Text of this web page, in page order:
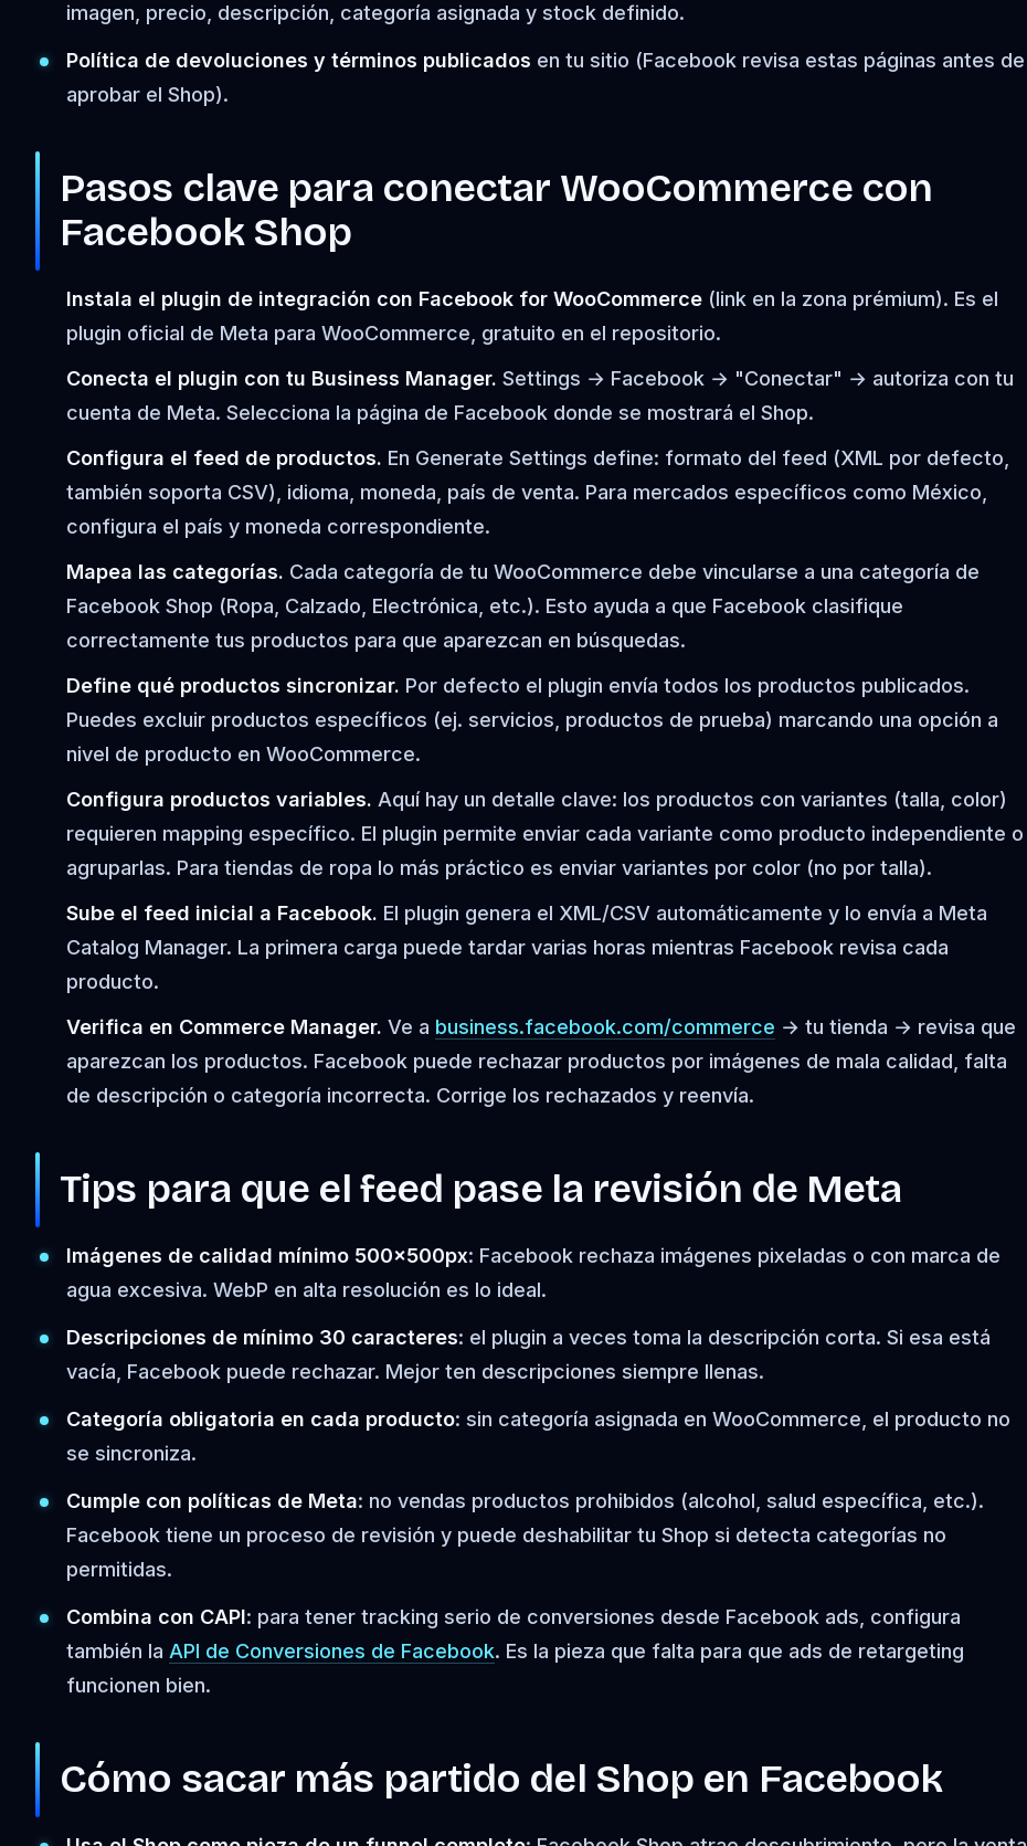
imagen, precio, descripción, categoría asignada y stock definido.
Política de devoluciones y términos publicados en tu sitio (Facebook revisa estas páginas antes de
aprobar el Shop).
Pasos clave para conectar WooCommerce con
Facebook Shop
Instala el plugin de integración con Facebook for WooCommerce (link en la zona prémium). Es el
plugin oficial de Meta para WooCommerce, gratuito en el repositorio.
Conecta el plugin con tu Business Manager. Settings → Facebook → "Conectar" → autoriza con tu
cuenta de Meta. Selecciona la página de Facebook donde se mostrará el Shop.
Configura el feed de productos. En Generate Settings define: formato del feed (XML por defecto,
también soporta CSV), idioma, moneda, país de venta. Para mercados específicos como México,
configura el país y moneda correspondiente.
Mapea las categorías. Cada categoría de tu WooCommerce debe vincularse a una categoría de
Facebook Shop (Ropa, Calzado, Electrónica, etc.). Esto ayuda a que Facebook clasifique
correctamente tus productos para que aparezcan en búsquedas.
Define qué productos sincronizar. Por defecto el plugin envía todos los productos publicados.
Puedes excluir productos específicos (ej. servicios, productos de prueba) marcando una opción a
nivel de producto en WooCommerce.
Configura productos variables. Aquí hay un detalle clave: los productos con variantes (talla, color)
requieren mapping específico. El plugin permite enviar cada variante como producto independiente o
agruparlas. Para tiendas de ropa lo más práctico es enviar variantes por color (no por talla).
Sube el feed inicial a Facebook. El plugin genera el XML/CSV automáticamente y lo envía a Meta
Catalog Manager. La primera carga puede tardar varias horas mientras Facebook revisa cada
producto.
Verifica en Commerce Manager. Ve a business.facebook.com/commerce → tu tienda → revisa que
aparezcan los productos. Facebook puede rechazar productos por imágenes de mala calidad, falta
de descripción o categoría incorrecta. Corrige los rechazados y reenvía.
Tips para que el feed pase la revisión de Meta
Imágenes de calidad mínimo 500x500px: Facebook rechaza imágenes pixeladas o con marca de
agua excesiva. WebP en alta resolución es lo ideal.
Descripciones de mínimo 30 caracteres: el plugin a veces toma la descripción corta. Si esa está
vacía, Facebook puede rechazar. Mejor ten descripciones siempre llenas.
Categoría obligatoria en cada producto: sin categoría asignada en WooCommerce, el producto no
se sincroniza.
Cumple con políticas de Meta: no vendas productos prohibidos (alcohol, salud específica, etc.).
Facebook tiene un proceso de revisión y puede deshabilitar tu Shop si detecta categorías no
permitidas.
Combina con CAPI: para tener tracking serio de conversiones desde Facebook ads, configura
también la API de Conversiones de Facebook. Es la pieza que falta para que ads de retargeting
funcionen bien.
Cómo sacar más partido del Shop en Facebook